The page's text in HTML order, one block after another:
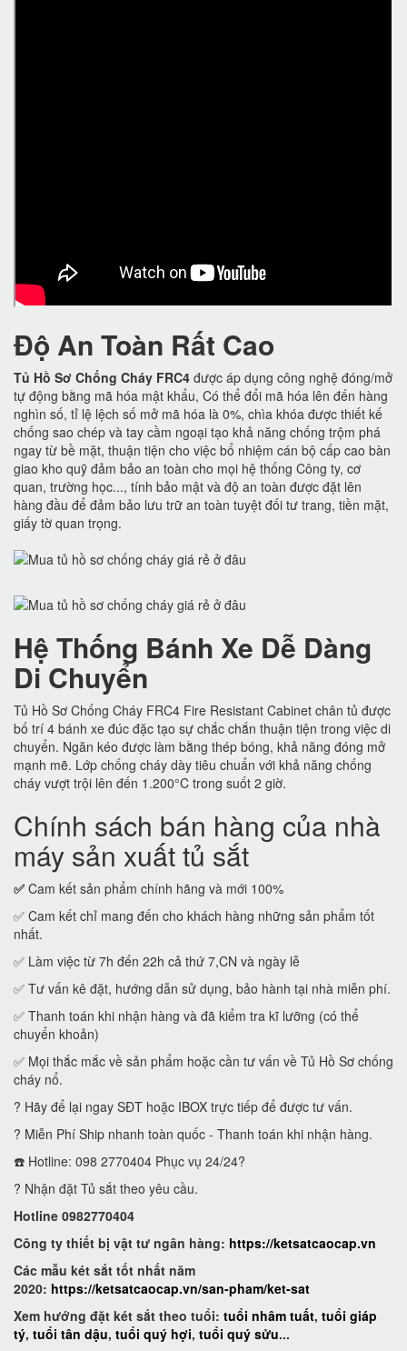
Độ An Toàn Rất Cao
Tủ Hồ Sơ Chống Cháy FRC4 được áp dụng công nghệ đóng/mở
tự động bằng mã hóa mật khẩu, Có thể đổi mã hóa lên đến hàng
nghìn số, tỉ lệ lệch số mở mã hóa là 0%, chìa khóa được thiết kế
chống sao chép và tay cầm ngoại tạo khả năng chống trộm phá
ngay từ bề mặt, thuận tiện cho việc bổ nhiệm cán bộ cấp cao bàn
giao kho quỹ đảm bảo an toàn cho mọi hệ thống Công ty, cơ
quan, trường học..., tính bảo mật và độ an toàn được đặt lên
hàng đầu để đảm bảo lưu trữ an toàn tuyệt đối tư trang, tiền mặt,
giấy tờ quan trọng.
Hệ Thống Bánh Xe Dễ Dàng
Di Chuyển
Tủ Hồ Sơ Chống Cháy FRC4 Fire Resistant Cabinet chân tủ được
bố trí 4 bánh xe đúc đặc tạo sự chắc chắn thuận tiện trong việc di
chuyển. Ngăn kéo được làm bằng thép bóng, khả năng đóng mở
mạnh mẽ. Lớp chống cháy dày tiêu chuẩn với khả năng chống
cháy vượt trội lên đến 1.200°C trong suốt 2 giờ.
Chính sách bán hàng của nhà
máy sản xuất tủ sắt
✅ Cam kết sản phẩm chính hãng và mới 100%
✅ Cam kết chỉ mang đến cho khách hàng những sản phẩm tốt
nhất.
✅ Làm việc từ 7h đến 22h cả thứ 7,CN và ngày lễ
✅ Tư vấn kê đặt, hướng dẫn sử dụng, bảo hành tại nhà miễn phí.
✅ Thanh toán khi nhận hàng và đã kiểm tra kĩ lưỡng (có thể
chuyển khoản)
✅ Mọi thắc mắc về sản phẩm hoặc cần tư vấn về Tủ Hồ Sơ chống
cháy nổ.
? Hãy để lại ngay SĐT hoặc IBOX trực tiếp để được tư vấn.
? Miễn Phí Ship nhanh toàn quốc - Thanh toán khi nhận hàng.
☎️ Hotline: 098 2770404 Phục vụ 24/24?
? Nhận đặt Tủ sắt theo yêu cầu.
Hotline 0982770404
Công ty thiết bị vật tư ngân hàng: https://ketsatcaocap.vn
Các mẫu két sắt tốt nhất năm
2020: https://ketsatcaocap.vn/san-pham/ket-sat
Xem hướng đặt két sắt theo tuổi: tuổi nhâm tuất, tuổi giáp
tý, tuổi tân dậu, tuổi quý hợi, tuổi quý sửu...